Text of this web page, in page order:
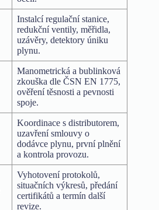
Instalcí regulační stanice,
redukční ventily, měřidla,
uzávěry, detektory úniku
plynu.
Manometrická a bublinková
zkouška dle ČSN EN 1775,
ověření těsnosti a pevnosti
spoje.
Koordinace s distributorem,
uzavření smlouvy o
dodávce plynu, první plnění
a kontrola provozu.
Vyhotovení protokolů,
situačních výkresů, předání
certifikátů a termín další
revize.